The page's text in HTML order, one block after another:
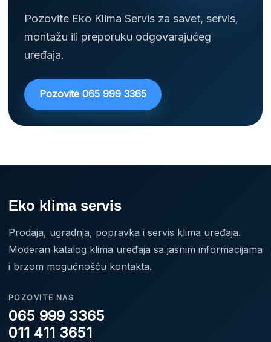
Pozovite Eko Klima Servis za savet, servis,
montažu ili preporuku odgovarajućeg
uređaja.
Pozovite 065 999 3365
Eko klima servis
Prodaja, ugradnja, popravka i servis klima uređaja.
Moderan katalog klima uređaja sa jasnim informacijama
i brzom mogućnošću kontakta.
POZOVITE NAS
065 999 3365
011 411 3651